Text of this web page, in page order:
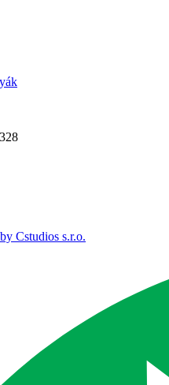
Cstudios s.r.o.